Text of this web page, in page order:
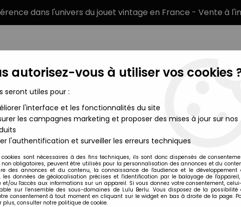
dans l'univers du jouet vintage en France - Vente à
MARQUES TYPE DE PRODUIT
Charmant
Comics Spain
CENDRILLON -
CHARMANT
autorisez-vous à utiliser vos cookies
seront utiles pour :
l'interface et les fonctionnalités du site
les campagnes marketing et proposer des mises à jour sur nos
l'authentification et surveiller les erreurs techniques
cookies sont nécessaires à des fins techniques, ils sont donc dispensés de
non obligatoires, peuvent être utilisés pour la personnalisation des annonces et du
des annonces et du contenu, la connaissance de l'audience et le développement
les données de géolocalisation précises et l'identification par le balayage de
et/ou l'accès aux informations sur un appareil. Si vous donnez votre consentement,
sur l’ensemble des sous-domaines de Lulu Berlu. Vous disposez de la possibilité
consentement à tout moment en cliquant sur le widget en bas à droite de la page.
plus, consulter notre politique de cookie.